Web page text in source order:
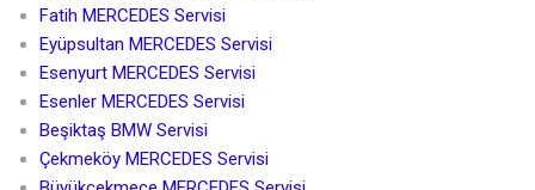
Fatih MERCEDES Servisi
Eyüpsultan MERCEDES Servisi
Esenyurt MERCEDES Servisi
Esenler MERCEDES Servisi
Beşiktaş BMW Servisi
Çekmeköy MERCEDES Servisi